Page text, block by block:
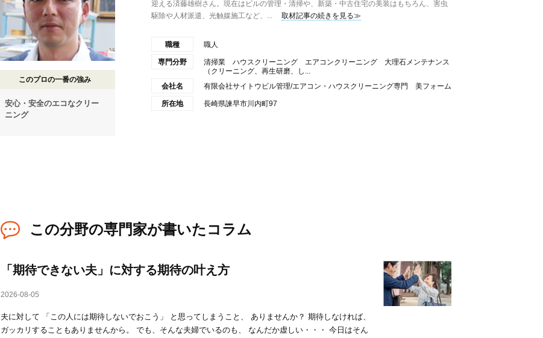
このプロの一番の強み
安心・安全のエコなクリー
ニング
迎える済藤雄樹さん。現在はビルの管理・清掃や、新築・中古住宅の美装はもちろん、害虫
駆除や人材派遣、光触媒施工など、...
取材記事の続きを見る≫
職種 職人
専門分野
清掃業 ハウスクリーニング エアコンクリーニング 大理石メンテナンス
（クリーニング、再生研磨、し...
会社名
有限会社サイトウビル管理/エアコン・ハウスクリーニング専門 美フォーム
所在地 長崎県諫早市川内町97
この分野の専門家が書いたコラム
「期待できない夫」に対する期待の叶え方
2026-08-05
夫に対して 「この人には期待しないでおこう」 と思ってしまうこと、 ありませんか？ 期待しなければ、
ガッカリすることもありませんから。 でも、そんな夫婦でいるのも、 なんだか虚しい・・・ 今日はそん